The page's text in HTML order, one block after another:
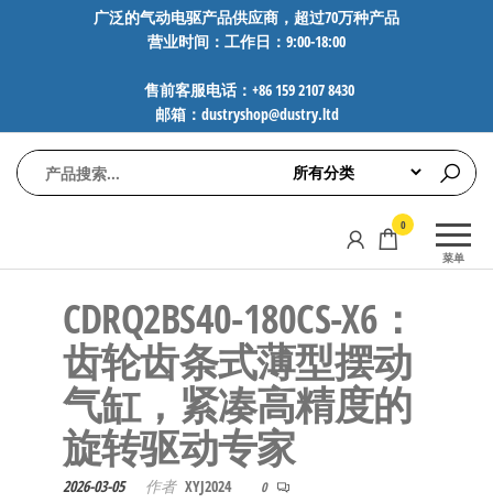
广泛的气动电驱产品供应商，超过70万种产品
营业时间：工作日：9:00-18:00
售前客服电话：+86 159 2107 8430
邮箱：dustryshop@dustry.ltd
动
FESTO、
AVENTICS等
品牌气动
元件，超
过88万种
化零部
件，正品
保障，全
菜单
0
CDRQ2BS40-180CS-X6：
齿轮齿条式薄型摆动
气缸，紧凑高精度的
旋转驱动专家
2026-03-05 作者 XYJ2024 0